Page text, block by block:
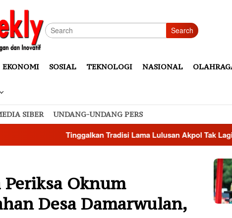
Search
EKONOMI SOSIAL TEKNOLOGI NASIONAL
SIBER UNDANG-UNDANG PERS
Tinggalkan Tradisi Lama Lulusan Akpol Tak Lagi Jadi
Oknum
Desa Damarwulan,